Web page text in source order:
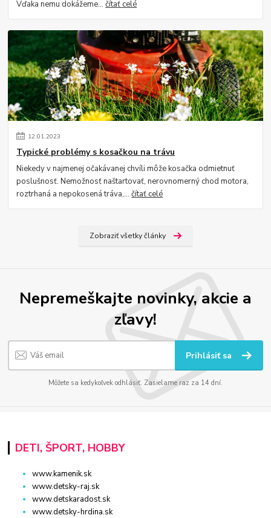
Vďaka nemu dokážeme...čítať celé
12.01.2023
Typické problémy s kosačkou na trávu
Niekedy v najmenej očakávanej chvíli môže kosačka odmietnuť
poslušnosť. Nemožnosť naštartovať, nerovnomerný chod motora,
roztrhaná a nepokosená tráva,...čítať celé
Zobraziť všetky články
Nepremeškajte novinky, akcie a
zľavy!
Prihlásiť sa
Môžete sa kedykoľvek odhlásiť. Zasielame raz za 14 dní.
DETI, ŠPORT, HOBBY
www.kamenik.sk
www.detsky-raj.sk
www.detskaradost.sk
www.detsky-hrdina.sk